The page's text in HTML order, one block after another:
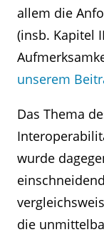
allem die
(insb. Kapitel
unserem
Das Thema
wurde
die